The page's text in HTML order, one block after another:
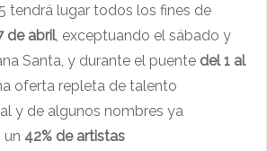
tendrá lugar todos los fines de
de abril, exceptuando el sábado y
Santa, y durante el puente del 1 al
oferta repleta de talento
y de algunos nombres ya
un 42% de artistas